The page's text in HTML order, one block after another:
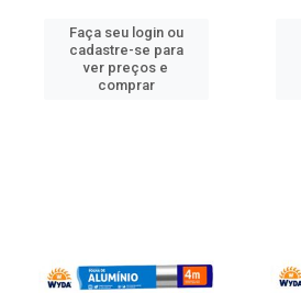
Faça seu login ou
cadastre-se para
ver preços e
comprar